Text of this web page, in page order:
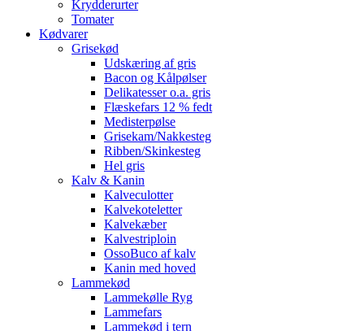
Krydderurter
Tomater
Kødvarer
Grisekød
Udskæring af gris
Bacon og Kålpølser
Delikatesser o.a. gris
Flæskefars 12 % fedt
Medisterpølse
Grisekam/Nakkesteg
Ribben/Skinkesteg
Hel gris
Kalv & Kanin
Kalveculotter
Kalvekoteletter
Kalvekæber
Kalvestriploin
OssoBuco af kalv
Kanin med hoved
Lammekød
Lammekølle Ryg
Lammefars
Lammekød i tern